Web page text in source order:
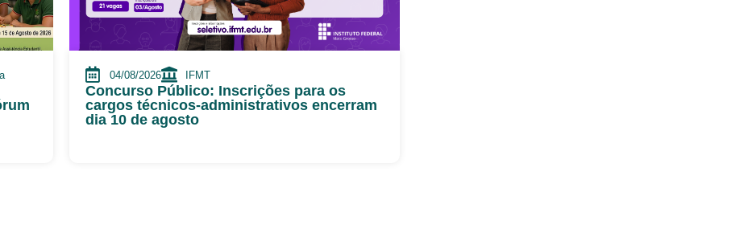
04/08/2026 IFMT
Concurso Público: Inscrições para os
cargos técnicos-administrativos encerram
dia 10 de agosto